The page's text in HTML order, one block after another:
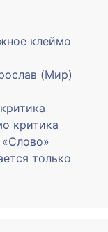
клеймо
(Мир)
критика
только